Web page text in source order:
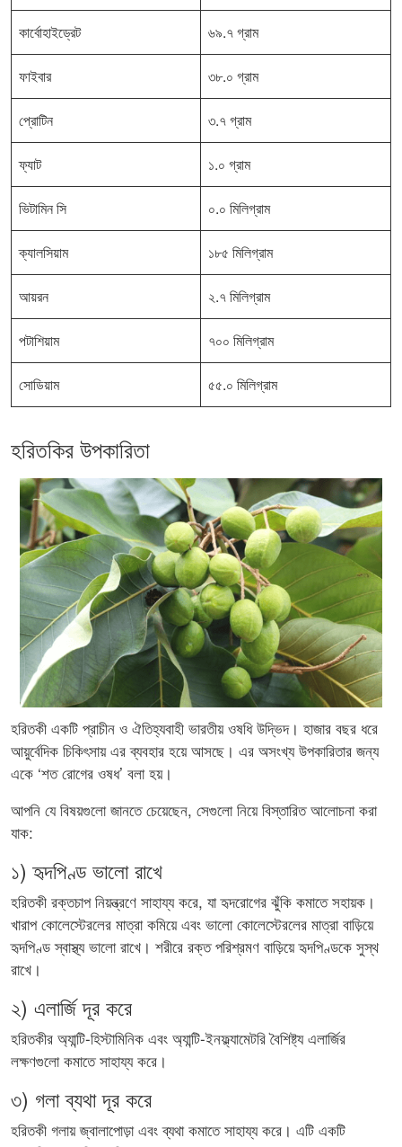
কার্বোহাইড্রেট ৬৯.৭ গ্রাম
ফাইবার ৩৮.০ গ্রাম
প্রোটিন ৩.৭ গ্রাম
ফ্যাট ১.০ গ্রাম
ভিটামিন সি ০.০ মিলিগ্রাম
ক্যালসিয়াম ১৮৫ মিলিগ্রাম
আয়রন ২.৭ মিলিগ্রাম
পটাশিয়াম ৭০০ মিলিগ্রাম
সোডিয়াম ৫৫.০ মিলিগ্রাম
হরিতকির উপকারিতা
হরিতকী একটি প্রাচীন ও ঐতিহ্যবাহী ভারতীয় ওষধি উদ্ভিদ। হাজার বছর ধরে
আয়ুর্বেদিক চিকিৎসায় এর ব্যবহার হয়ে আসছে। এর অসংখ্য উপকারিতার জন্য
একে ‘শত রোগের ওষধ’ বলা হয়।
আপনি যে বিষয়গুলো জানতে চেয়েছেন, সেগুলো নিয়ে বিস্তারিত আলোচনা করা
যাক:
১) হৃদপিণ্ড ভালো রাখে
হরিতকী রক্তচাপ নিয়ন্ত্রণে সাহায্য করে, যা হৃদরোগের ঝুঁকি কমাতে সহায়ক।
খারাপ কোলেস্টেরলের মাত্রা কমিয়ে এবং ভালো কোলেস্টেরলের মাত্রা বাড়িয়ে
হৃদপিণ্ড স্বাস্থ্য ভালো রাখে। শরীরে রক্ত পরিশ্রমণ বাড়িয়ে হৃদপিণ্ডকে সুস্থ
রাখে।
২) এলার্জি দূর করে
হরিতকীর অ্যান্টি-হিস্টামিনিক এবং অ্যান্টি-ইনফ্ল্যামেটরি বৈশিষ্ট্য এলার্জির
লক্ষণগুলো কমাতে সাহায্য করে।
৩) গলা ব্যথা দূর করে
হরিতকী গলায় জ্বালাপোড়া এবং ব্যথা কমাতে সাহায্য করে। এটি একটি